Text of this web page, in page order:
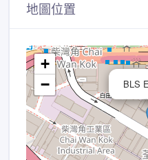
地圖位置
BLS
+
−